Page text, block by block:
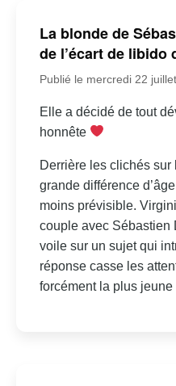
La blonde de
de l’écart de libido
Publié le mercredi 22
Elle a décidé de tout
honnête
Derrière les clichés
grande différence
moins prévisible.
couple avec Sébastien
voile sur un sujet qui
réponse casse les
forcément la plus jeune